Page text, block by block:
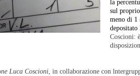
la
sul
meno di 1
Coscioni:
Luca Coscioni, in collaborazione con